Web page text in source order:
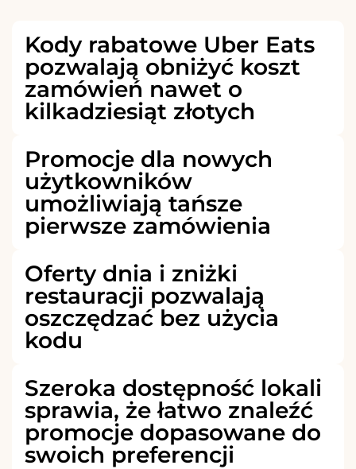
Kody rabatowe Uber Eats
pozwalają obniżyć koszt
zamówień nawet o
kilkadziesiąt złotych
Promocje dla nowych
użytkowników
umożliwiają tańsze
pierwsze zamówienia
Oferty dnia i zniżki
restauracji pozwalają
oszczędzać bez użycia
kodu
Szeroka dostępność lokali
sprawia, że łatwo znaleźć
promocje dopasowane do
swoich preferencji